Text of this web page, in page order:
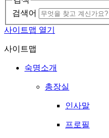
검색어
사이트맵 열기
사이트맵
숙명소개
총장실
인사말
프로필